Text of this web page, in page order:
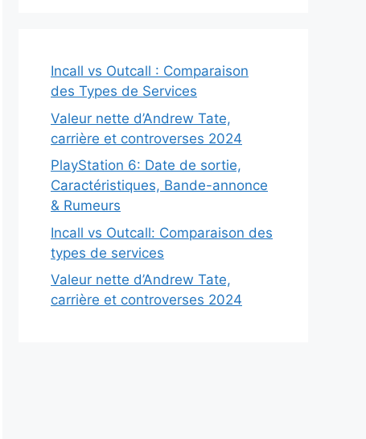
Incall vs Outcall : Comparaison
des Types de Services
Valeur nette d’Andrew Tate,
carrière et controverses 2024
PlayStation 6: Date de sortie,
Caractéristiques, Bande-annonce
& Rumeurs
Incall vs Outcall: Comparaison des
types de services
Valeur nette d’Andrew Tate,
carrière et controverses 2024